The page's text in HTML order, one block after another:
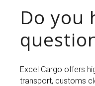
Do you
Excel Cargo offers
transport, customs